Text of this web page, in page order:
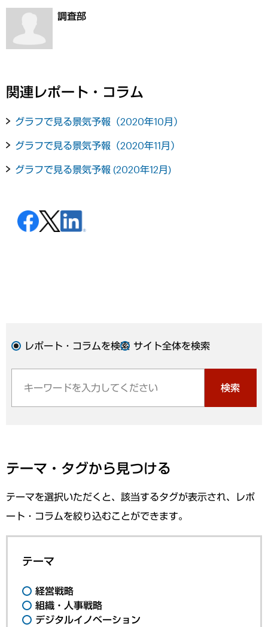
調査部
関連レポート・コラム
グラフで見る景気予報（2020年10月）
グラフで見る景気予報（2020年11月）
グラフで見る景気予報 (2020年12月)
レポート・コラムを検索 サイト全体を検索
検索
テーマ・タグから見つける
テーマを選択いただくと、該当するタグが表示され、レポ
ート・コラムを絞り込むことができます。
テーマ
経営戦略
組織・人事戦略
デジタルイノベーション